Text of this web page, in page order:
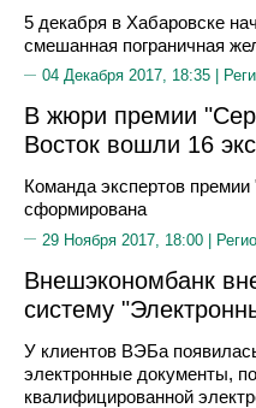
5 декабря в Хабаровске
смешанная пограничная
04 Декабря 2017, 18:35 |
В жюри премии
Восток вошли 16
Команда экспертов
сформирована
29 Ноября 2017, 18:00 |
Внешэкономбанк
систему
У клиентов ВЭБа
электронные документы,
квалифицированной